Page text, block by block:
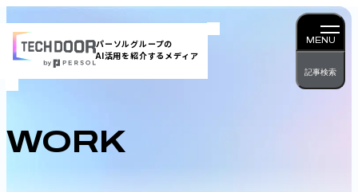
容
を
ス
プ
パーソルグループの
AI活用を紹介するメディア
MENU
記事検索
WORK